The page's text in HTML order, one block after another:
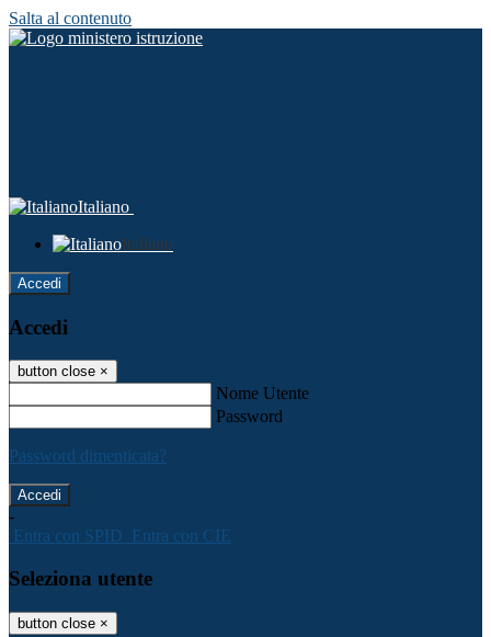
Salta al contenuto
Italiano
Italiano
Accedi
Accedi
button close ×
Nome Utente
Password
Password dimenticata?
-
Entra con SPID Entra con CIE
Seleziona utente
button close ×